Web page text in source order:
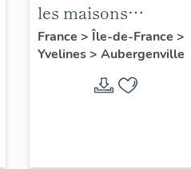
les maisons
d'Elisabethville
France > Île-de-France >
Yvelines> Aubergenville